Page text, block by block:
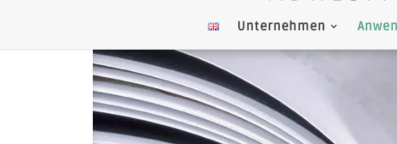
Unternehmen